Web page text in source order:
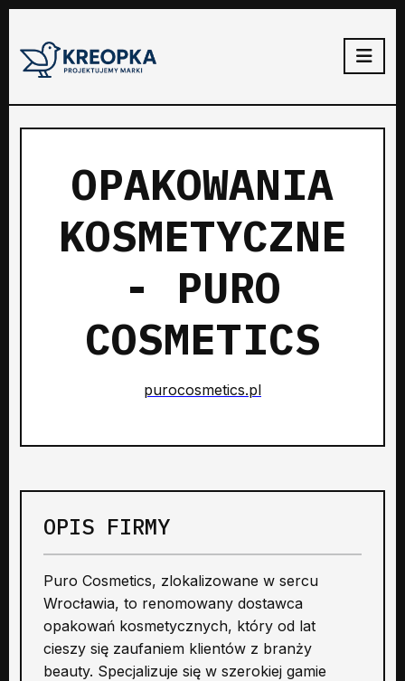
OPAKOWANIA
KOSMETYCZNE
- PURO
COSMETICS
purocosmetics.pl
OPIS FIRMY
Puro Cosmetics, zlokalizowane w sercu
Wrocławia, to renomowany dostawca
opakowań kosmetycznych, który od lat
cieszy się zaufaniem klientów z branży
beauty. Specjalizuje się w szerokiej gamie